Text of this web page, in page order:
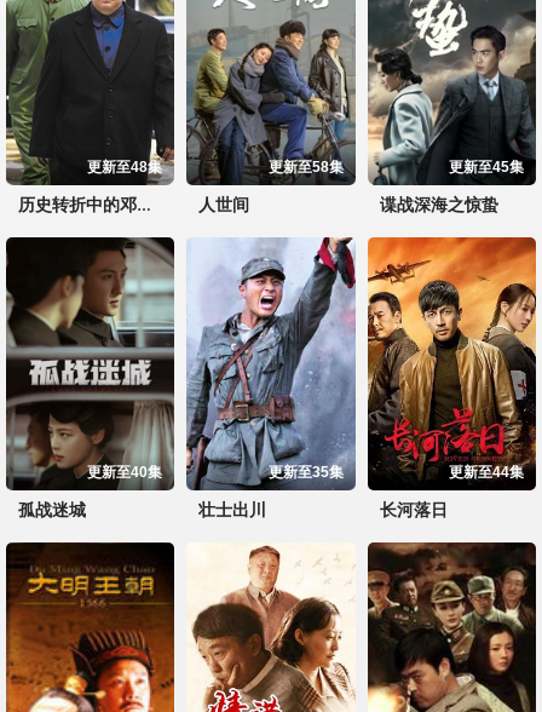
更新至48集
历史转折中的邓小平
更新至58集
人世间
更新至45集
谍战深海之惊蛰
更新至40集
孤战迷城
更新至35集
壮士出川
更新至44集
长河落日